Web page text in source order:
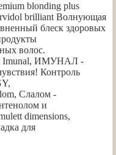
blonding plus
brilliant Волнующая
блеск здоровых
волос.
Imunal, ИМУНАЛ -
Контроль
Слалом -
и
dimensions,
для